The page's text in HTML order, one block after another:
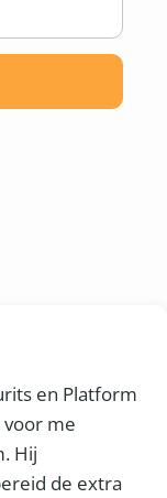
en Platform
me
Hij
de extra